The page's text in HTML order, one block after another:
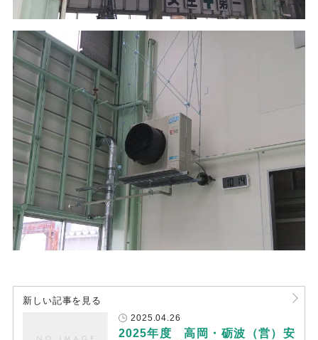
新しい記事を見る
2025.04.26
2025年度　高岡・砺波（営）安